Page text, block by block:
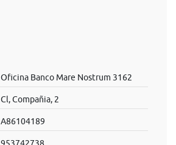
Oficina Banco Mare Nostrum 3162
Cl, Compañia, 2
A86104189